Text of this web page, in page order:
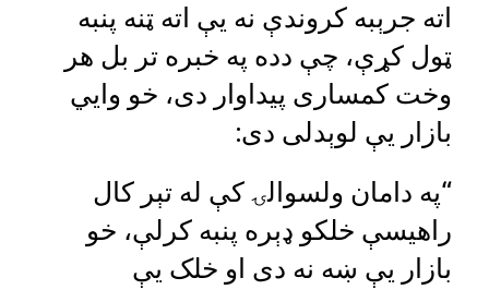
اته جرېبه کروندې نه یې اته ټنه پنبه
ټول کړې، چې دده په خبره تر بل هر
وخت کمساری پیداوار دی، خو وايي
بازار یې لوېدلی دی:
“په دامان ولسوالۍ کې له تېر کال
راهیسې خلکو ډېره پنبه کرلې، خو
بازار یې ښه نه دی او خلک یې